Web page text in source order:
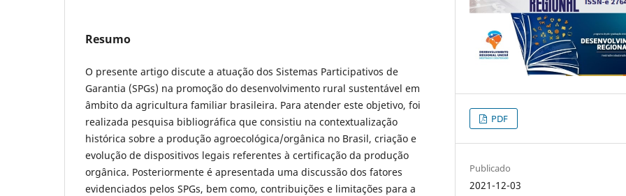
Resumo
O presente artigo discute a atuação dos Sistemas Participativos de
Garantia (SPGs) na promoção do desenvolvimento rural sustentável em
âmbito da agricultura familiar brasileira. Para atender este objetivo, foi
realizada pesquisa bibliográfica que consistiu na contextualização
histórica sobre a produção agroecológica/orgânica no Brasil, criação e
evolução de dispositivos legais referentes à certificação da produção
orgânica. Posteriormente é apresentada uma discussão dos fatores
evidenciados pelos SPGs, bem como, contribuições e limitações para a
PDF
Publicado
2021-12-03